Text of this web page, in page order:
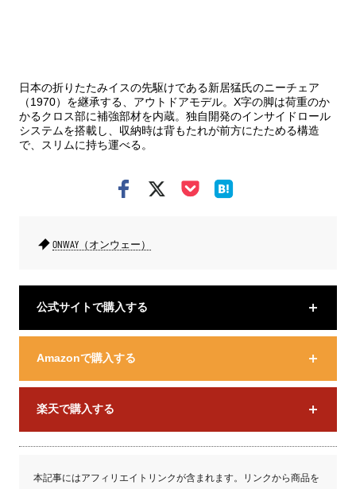
日本の折りたたみイスの先駆けである新居猛氏のニーチェア
（1970）を継承する、アウトドアモデル。X字の脚は荷重のか
かるクロス部に補強部材を内蔵。独自開発のインサイドロール
システムを搭載し、収納時は背もたれが前方にたためる構造
で、スリムに持ち運べる。
ONWAY（オンウェー）
公式サイトで購入する
Amazonで購入する
楽天で購入する
本記事にはアフィリエイトリンクが含まれます。リンクから商品を